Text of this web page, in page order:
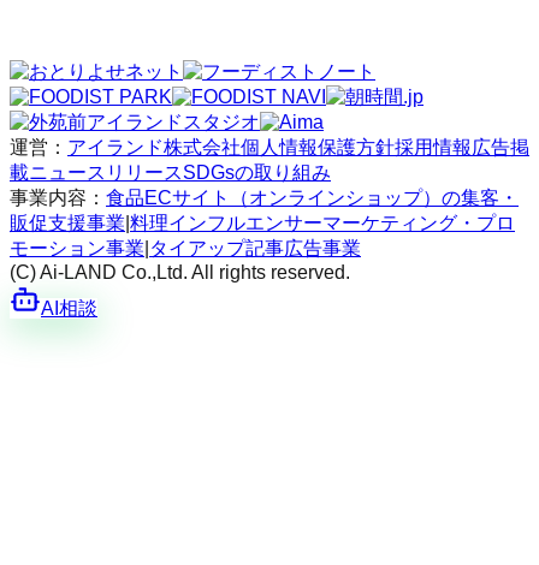
運営： アイランド株式会社個人情報保護方針採用情報 広告掲
載ニュースリリースSDGsの取り組み
事業内容： 食品ECサイト（オンラインショップ）の集客・
販促支援事業 料理インフルエンサーマーケティング・プロ
モーション事業 タイアップ記事広告事業
(C) Ai-LAND Co.,Ltd. All rights reserved.
AI相談